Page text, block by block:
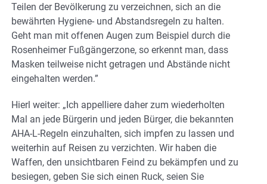
Teilen der Bevölkerung zu verzeichnen, sich an die
bewährten Hygiene- und Abstandsregeln zu halten.
Geht man mit offenen Augen zum Beispiel durch die
Rosenheimer Fußgängerzone, so erkennt man, dass
Masken teilweise nicht getragen und Abstände nicht
eingehalten werden.”
Hierl weiter: „Ich appelliere daher zum wiederholten
Mal an jede Bürgerin und jeden Bürger, die bekannten
AHA-L-Regeln einzuhalten, sich impfen zu lassen und
weiterhin auf Reisen zu verzichten. Wir haben die
Waffen, den unsichtbaren Feind zu bekämpfen und zu
besiegen, geben Sie sich einen Ruck, seien Sie